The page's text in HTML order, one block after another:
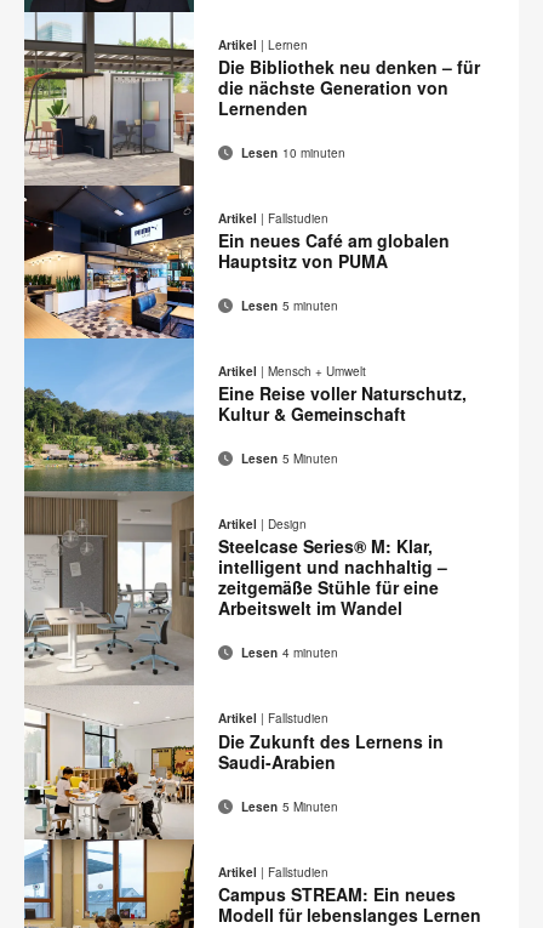
Facebook
teilen
Twitter
teilen
Pinterest
teilen
LinkedIn
teilenAdresse
Seite
drucken
Auf
Facebook
teilen
Auf
Twitter
teilen
Auf
Pinterest
teilen
Auf
LinkedIn
teilen
E-
Mail-
Adresse
Diese
Seite
drucken
Artikel | Lernen
Die Bibliothek neu denken – für
die nächste Generation von
Lernenden
Lesen 10 minuten
Auf
teilen
Auf
teilen
Auf
teilen
Auf
teilen
E-
Adresse
Diese
Seite
drucken
Artikel | Fallstudien
Ein neues Café am globalen
Hauptsitz von PUMA
Lesen 5 minuten
Auf
Facebook
teilen
Auf
Twitter
teilen
Auf
Pinterest
teilen
Auf
LinkedIn
teilen
E-
Mail-
Adresse
Diese
Seite
drucken
Artikel | Mensch + Umwelt
Eine Reise voller Naturschutz,
Kultur & Gemeinschaft
Lesen 5 Minuten
Auf
Facebook
teilen
Auf
Twitter
teilen
Auf
Pinterest
teilen
Auf
LinkedIn
teilen
E-
Mail-
Adresse
Diese
Seite
drucken
Artikel | Design
Steelcase Series® M: Klar,
intelligent und nachhaltig –
zeitgemäße Stühle für eine
Arbeitswelt im Wandel
Lesen 4 minuten
Auf
Facebook
teilen
Auf
Twitter
teilen
Auf
Pinterest
teilen
Auf
LinkedIn
teilen
E-
Mail-
Adresse
Diese
Seite
drucken
Artikel | Fallstudien
Die Zukunft des Lernens in
Saudi-Arabien
Lesen 5 Minuten
Artikel | Fallstudien
Campus STREAM: Ein neues
Modell für lebenslanges Lernen